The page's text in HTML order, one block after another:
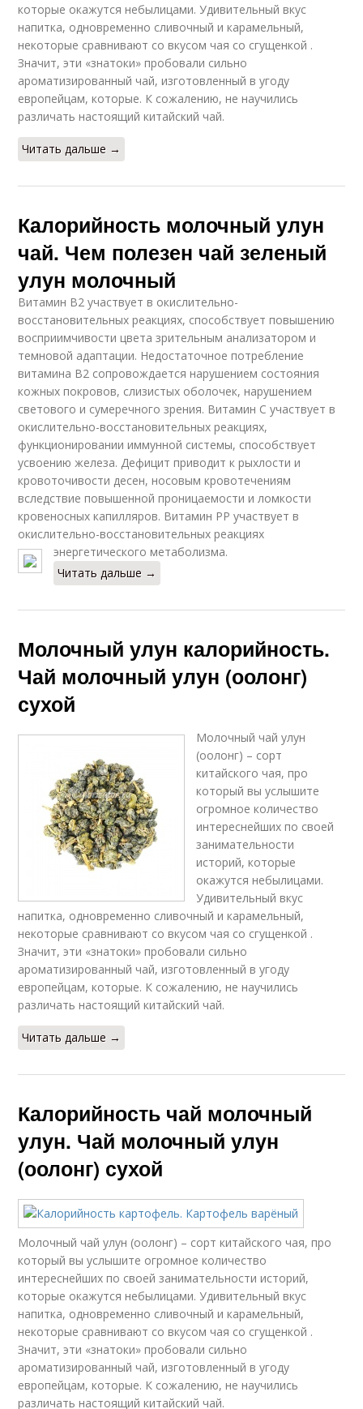
которые окажутся небылицами. Удивительный вкус
напитка, одновременно сливочный и карамельный,
некоторые сравнивают со вкусом чая со сгущенкой .
Значит, эти «знатоки» пробовали сильно
ароматизированный чай, изготовленный в угоду
европейцам, которые. К сожалению, не научились
различать настоящий китайский чай.
Читать дальше →
Калорийность молочный улун
чай. Чем полезен чай зеленый
улун молочный
Витамин В2 участвует в окислительно-
восстановительных реакциях, способствует повышению
восприимчивости цвета зрительным анализатором и
темновой адаптации. Недостаточное потребление
витамина В2 сопровождается нарушением состояния
кожных покровов, слизистых оболочек, нарушением
светового и сумеречного зрения. Витамин С участвует в
окислительно-восстановительных реакциях,
функционировании иммунной системы, способствует
усвоению железа. Дефицит приводит к рыхлости и
кровоточивости десен, носовым кровотечениям
вследствие повышенной проницаемости и ломкости
кровеносных капилляров. Витамин РР участвует в
окислительно-восстановительных реакциях
энергетического метаболизма.
Читать дальше →
Молочный улун калорийность.
Чай молочный улун (оолонг)
сухой
Молочный чай улун
(оолонг) – сорт
китайского чая, про
который вы услышите
огромное количество
интереснейших по своей
занимательности
историй, которые
окажутся небылицами.
Удивительный вкус
напитка, одновременно сливочный и карамельный,
некоторые сравнивают со вкусом чая со сгущенкой .
Значит, эти «знатоки» пробовали сильно
ароматизированный чай, изготовленный в угоду
европейцам, которые. К сожалению, не научились
различать настоящий китайский чай.
Читать дальше →
Калорийность чай молочный
улун. Чай молочный улун
(оолонг) сухой
Молочный чай улун (оолонг) – сорт китайского чая, про
который вы услышите огромное количество
интереснейших по своей занимательности историй,
которые окажутся небылицами. Удивительный вкус
напитка, одновременно сливочный и карамельный,
некоторые сравнивают со вкусом чая со сгущенкой .
Значит, эти «знатоки» пробовали сильно
ароматизированный чай, изготовленный в угоду
европейцам, которые. К сожалению, не научились
различать настоящий китайский чай.